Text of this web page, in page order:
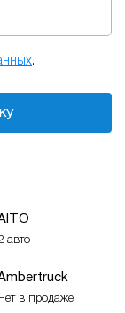
.
авто
Нет в продаже